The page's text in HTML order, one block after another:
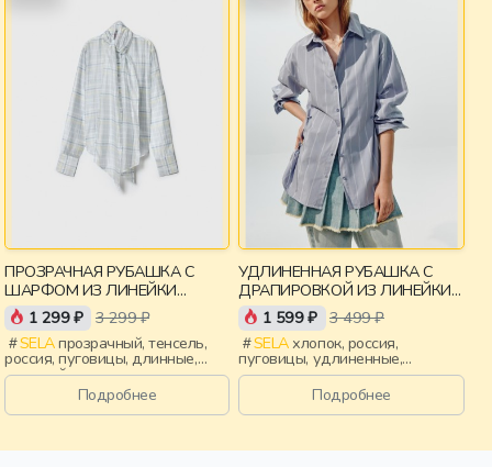
ПРОЗРАЧНАЯ РУБАШКА С
ШАРФОМ ИЗ ЛИНЕЙКИ
YOUNG1 299 ₽ 3 299 ₽
SELAпрозрачный, тенсель,
россия, пуговицы, длинные,
длинный рукав, застежка,
ворот, манжета, свободные,
клетка, воротник, девочки,
старшеклассники, дети
Подробнее
УДЛИНЕННАЯ РУБАШКА С
ДРАПИРОВКОЙ ИЗ ЛИНЕЙКИ
YOUNG1 599 ₽ 3 499 ₽
SELAхлопок, россия,
пуговицы, удлиненные,
застежка, складки, манжета,
свободные, воротник, девочки,
старшеклассники, дети
Подробнее